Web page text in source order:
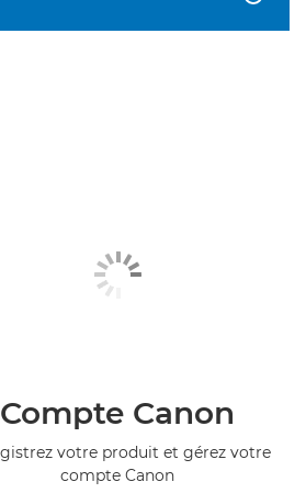
Compte Canon
votre produit et gérez votre
compte Canon